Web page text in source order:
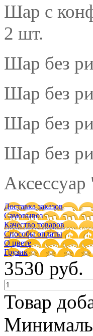
Шар с
2 шт.
Шар без
Шар без
Шар без
Шар без
Доставка заказов
Самовывоз
Качество товаров
Способы оплаты
О цвете
Грузик
3530 руб.
Товар